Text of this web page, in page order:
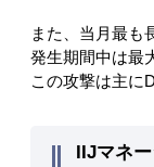
また、当月最も
発生期間中は最
この攻撃は主に
IIJマネ